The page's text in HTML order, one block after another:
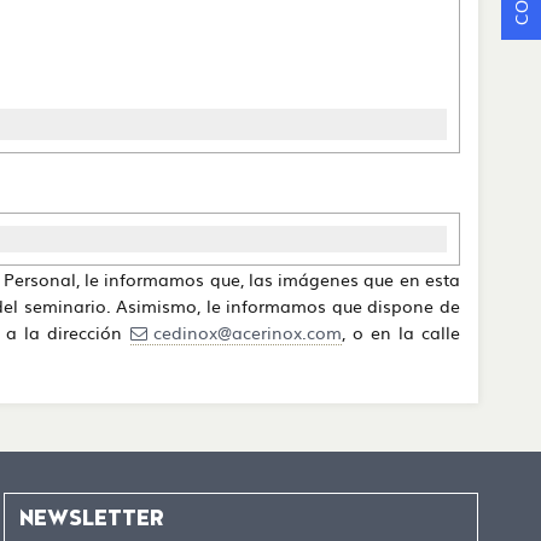
le informamos que, las imágenes que en esta
seminario. Asimismo, le informamos que dispone de
a la dirección
cedinox@acerinox.com, o en la calle
NEWSLETTER